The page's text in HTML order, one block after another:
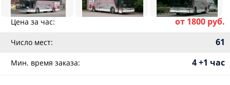
Цена за час: от 1800 руб.
Число мест: 61
Мин. время заказа: 4 +1 час